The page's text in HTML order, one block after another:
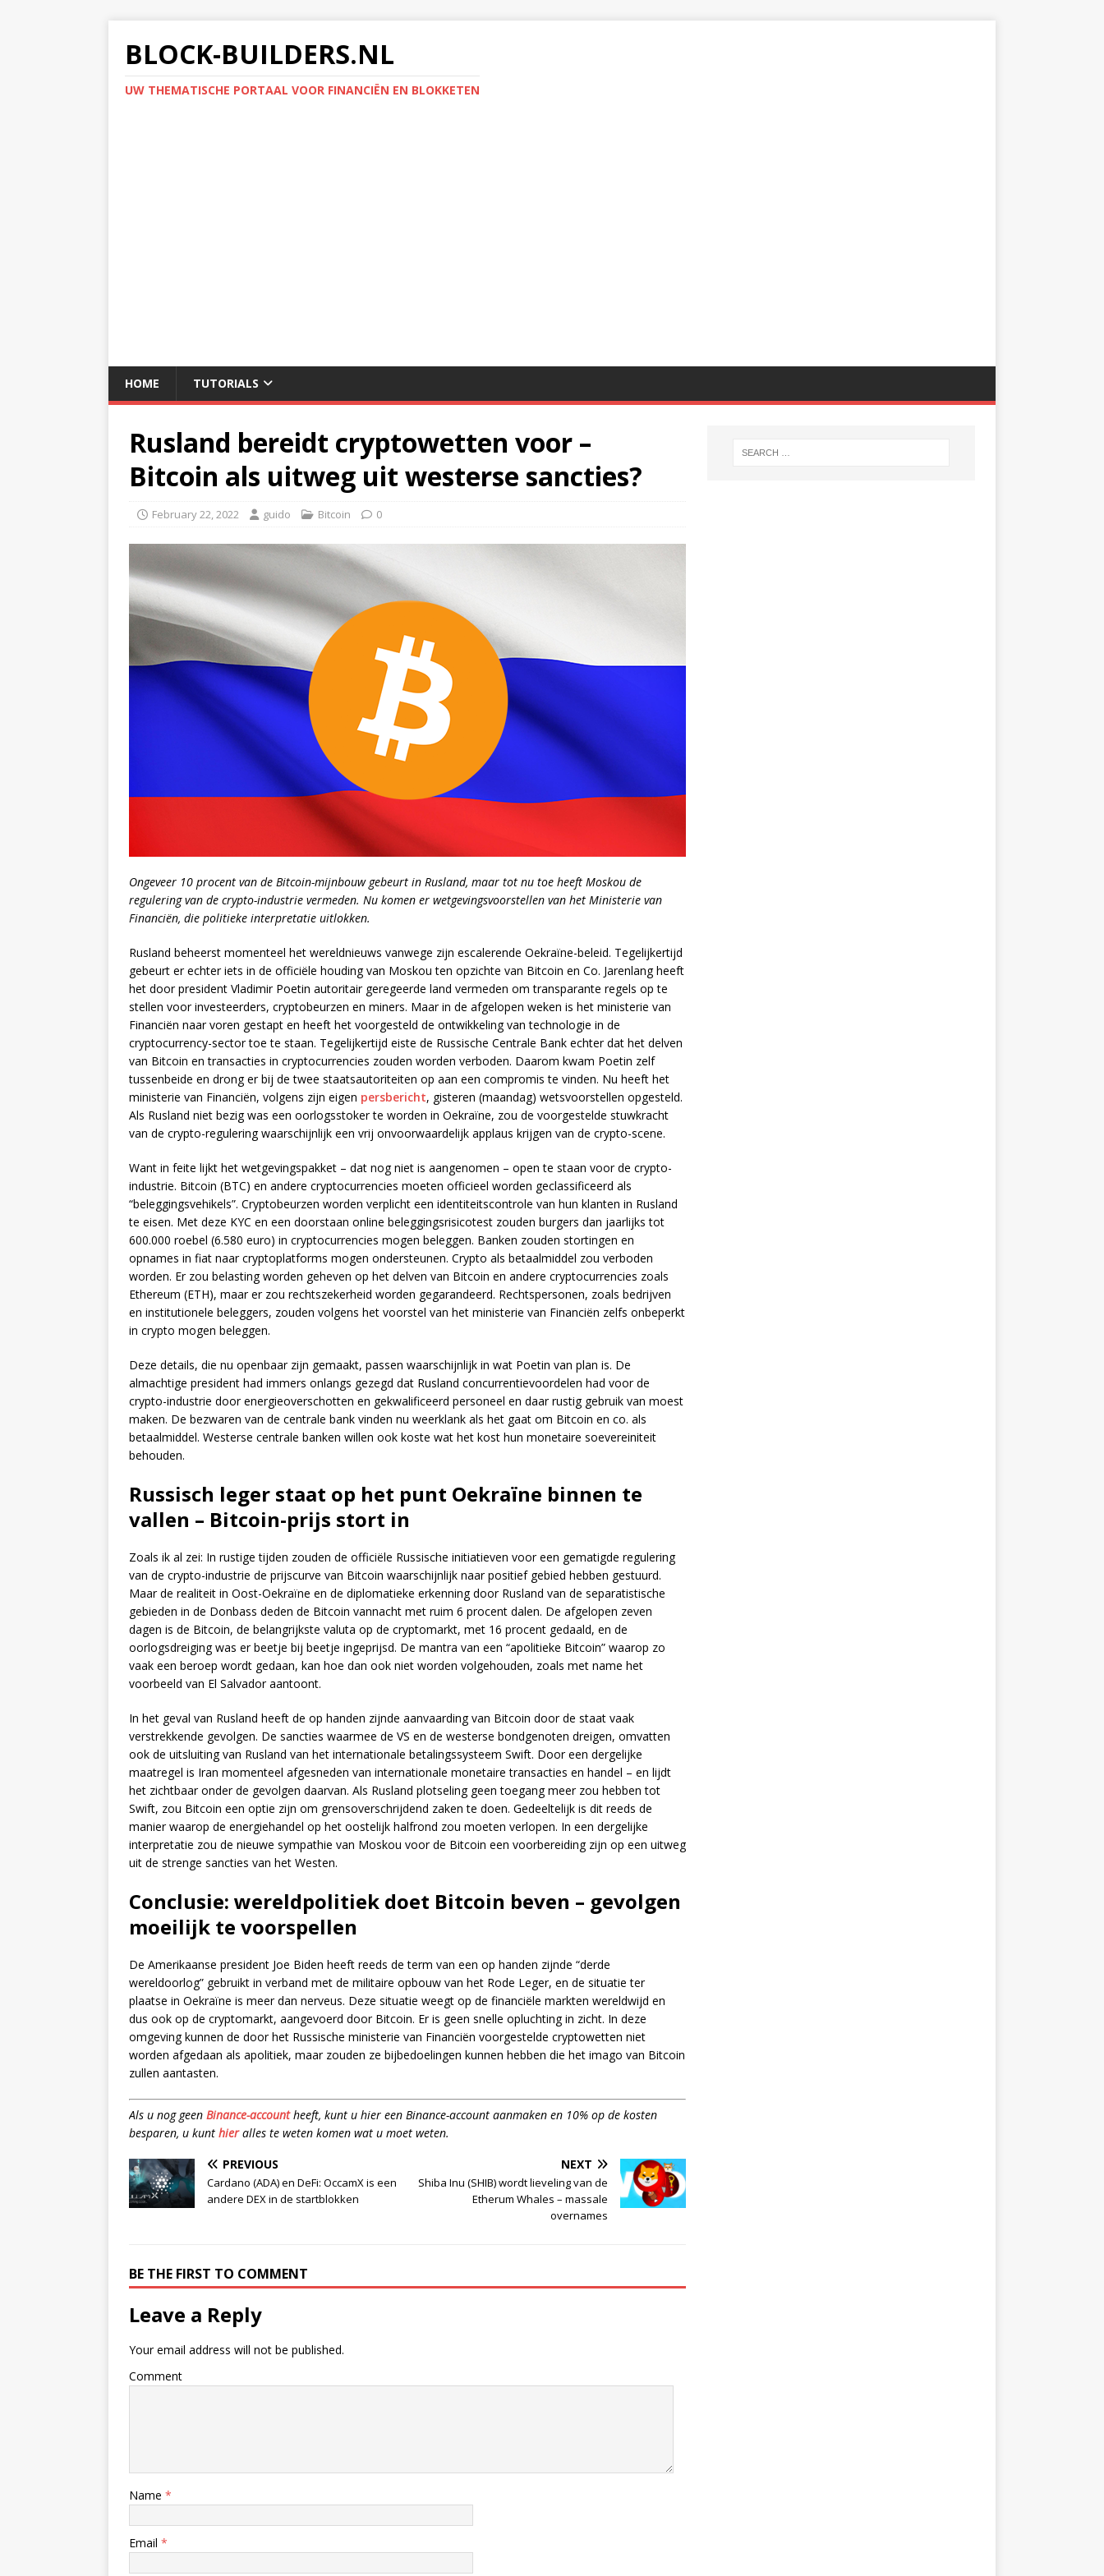
BLOCK-BUILDERS.NL
UW THEMATISCHE PORTAAL VOOR FINANCIËN EN BLOKKETEN
HOME TUTORIALS
Rusland bereidt cryptowetten voor –
Bitcoin als uitweg uit westerse sancties?
February 22, 2022 guido Bitcoin 0
Ongeveer 10 procent van de Bitcoin-mijnbouw gebeurt in Rusland, maar tot nu toe heeft Moskou de
regulering van de crypto-industrie vermeden. Nu komen er wetgevingsvoorstellen van het Ministerie van
Financiën, die politieke interpretatie uitlokken.
Rusland beheerst momenteel het wereldnieuws vanwege zijn escalerende Oekraïne-beleid. Tegelijkertijd
gebeurt er echter iets in de officiële houding van Moskou ten opzichte van Bitcoin en Co. Jarenlang heeft
het door president Vladimir Poetin autoritair geregeerde land vermeden om transparante regels op te
stellen voor investeerders, cryptobeurzen en miners. Maar in de afgelopen weken is het ministerie van
Financiën naar voren gestapt en heeft het voorgesteld de ontwikkeling van technologie in de
cryptocurrency-sector toe te staan. Tegelijkertijd eiste de Russische Centrale Bank echter dat het delven
van Bitcoin en transacties in cryptocurrencies zouden worden verboden. Daarom kwam Poetin zelf
tussenbeide en drong er bij de twee staatsautoriteiten op aan een compromis te vinden. Nu heeft het
ministerie van Financiën, volgens zijn eigen persbericht, gisteren (maandag) wetsvoorstellen opgesteld.
Als Rusland niet bezig was een oorlogsstoker te worden in Oekraïne, zou de voorgestelde stuwkracht
van de crypto-regulering waarschijnlijk een vrij onvoorwaardelijk applaus krijgen van de crypto-scene.
Want in feite lijkt het wetgevingspakket – dat nog niet is aangenomen – open te staan voor de crypto-
industrie. Bitcoin (BTC) en andere cryptocurrencies moeten officieel worden geclassificeerd als
“beleggingsvehikels”. Cryptobeurzen worden verplicht een identiteitscontrole van hun klanten in Rusland
te eisen. Met deze KYC en een doorstaan online beleggingsrisicotest zouden burgers dan jaarlijks tot
600.000 roebel (6.580 euro) in cryptocurrencies mogen beleggen. Banken zouden stortingen en
opnames in fiat naar cryptoplatforms mogen ondersteunen. Crypto als betaalmiddel zou verboden
worden. Er zou belasting worden geheven op het delven van Bitcoin en andere cryptocurrencies zoals
Ethereum (ETH), maar er zou rechtszekerheid worden gegarandeerd. Rechtspersonen, zoals bedrijven
en institutionele beleggers, zouden volgens het voorstel van het ministerie van Financiën zelfs onbeperkt
in crypto mogen beleggen.
Deze details, die nu openbaar zijn gemaakt, passen waarschijnlijk in wat Poetin van plan is. De
almachtige president had immers onlangs gezegd dat Rusland concurrentievoordelen had voor de
crypto-industrie door energieoverschotten en gekwalificeerd personeel en daar rustig gebruik van moest
maken. De bezwaren van de centrale bank vinden nu weerklank als het gaat om Bitcoin en co. als
betaalmiddel. Westerse centrale banken willen ook koste wat het kost hun monetaire soevereiniteit
behouden.
Russisch leger staat op het punt Oekraïne binnen te
vallen – Bitcoin-prijs stort in
Zoals ik al zei: In rustige tijden zouden de officiële Russische initiatieven voor een gematigde regulering
van de crypto-industrie de prijscurve van Bitcoin waarschijnlijk naar positief gebied hebben gestuurd.
Maar de realiteit in Oost-Oekraïne en de diplomatieke erkenning door Rusland van de separatistische
gebieden in de Donbass deden de Bitcoin vannacht met ruim 6 procent dalen. De afgelopen zeven
dagen is de Bitcoin, de belangrijkste valuta op de cryptomarkt, met 16 procent gedaald, en de
oorlogsdreiging was er beetje bij beetje ingeprijsd. De mantra van een “apolitieke Bitcoin” waarop zo
vaak een beroep wordt gedaan, kan hoe dan ook niet worden volgehouden, zoals met name het
voorbeeld van El Salvador aantoont.
In het geval van Rusland heeft de op handen zijnde aanvaarding van Bitcoin door de staat vaak
verstrekkende gevolgen. De sancties waarmee de VS en de westerse bondgenoten dreigen, omvatten
ook de uitsluiting van Rusland van het internationale betalingssysteem Swift. Door een dergelijke
maatregel is Iran momenteel afgesneden van internationale monetaire transacties en handel – en lijdt
het zichtbaar onder de gevolgen daarvan. Als Rusland plotseling geen toegang meer zou hebben tot
Swift, zou Bitcoin een optie zijn om grensoverschrijdend zaken te doen. Gedeeltelijk is dit reeds de
manier waarop de energiehandel op het oostelijk halfrond zou moeten verlopen. In een dergelijke
interpretatie zou de nieuwe sympathie van Moskou voor de Bitcoin een voorbereiding zijn op een uitweg
uit de strenge sancties van het Westen.
Conclusie: wereldpolitiek doet Bitcoin beven – gevolgen
moeilijk te voorspellen
De Amerikaanse president Joe Biden heeft reeds de term van een op handen zijnde “derde
wereldoorlog” gebruikt in verband met de militaire opbouw van het Rode Leger, en de situatie ter
plaatse in Oekraïne is meer dan nerveus. Deze situatie weegt op de financiële markten wereldwijd en
dus ook op de cryptomarkt, aangevoerd door Bitcoin. Er is geen snelle opluchting in zicht. In deze
omgeving kunnen de door het Russische ministerie van Financiën voorgestelde cryptowetten niet
worden afgedaan als apolitiek, maar zouden ze bijbedoelingen kunnen hebben die het imago van Bitcoin
zullen aantasten.
Als u nog geen Binance-accountheeft, kunt u hier een Binance-account aanmaken en 10% op de kosten
besparen, u kunt hieralles te weten komen wat u moet weten.
PREVIOUS
Cardano (ADA) en DeFi: OccamX is een
andere DEX in de startblokken
NEXT
Shiba Inu (SHIB) wordt lieveling van de
Etherum Whales – massale
overnames
BE THE FIRST TO COMMENT
Leave a Reply
Your email address will not be published.
Comment
Name *
Email *